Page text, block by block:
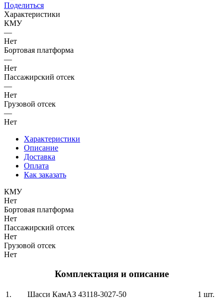
Поделиться
Характеристики
КМУ
—
Нет
Бортовая платформа
—
Нет
Пассажирский отсек
—
Нет
Грузовой отсек
—
Нет
Характеристики
Описание
Доставка
Оплата
Как заказать
КМУ
Нет
Бортовая платформа
Нет
Пассажирский отсек
Нет
Грузовой отсек
Нет
Комплектация и описание
1. Шасси КамАЗ 43118-3027-50 1 шт.